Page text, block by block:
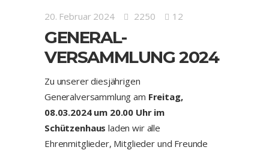
20. Februar 2024 2250 12
GENERAL-
VERSAMMLUNG 2024
Zu unserer diesjährigen
Generalversammlung am Freitag,
08.03.2024 um 20.00 Uhr im
Schützenhaus laden wir alle
Ehrenmitglieder, Mitglieder und Freunde